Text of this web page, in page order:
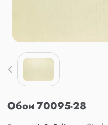
Обои 70095-28